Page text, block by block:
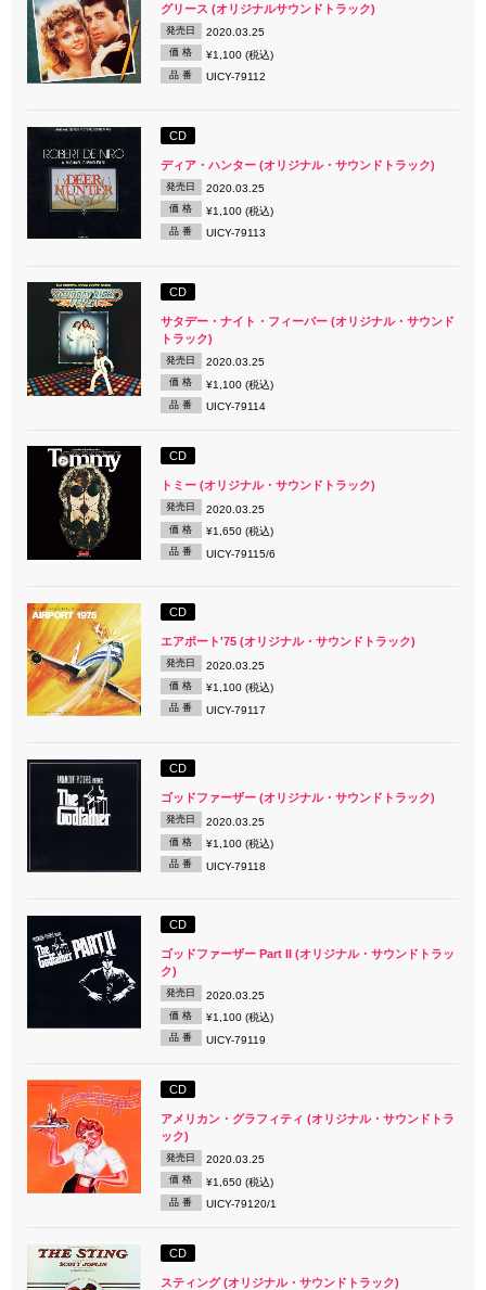
グリース (オリジナルサウンドトラック)
発売日 2020.03.25
価 格 ¥1,100 (税込)
品 番 UICY-79112
CD
ディア・ハンター (オリジナル・サウンドトラック)
発売日 2020.03.25
価 格 ¥1,100 (税込)
品 番 UICY-79113
CD
サタデー・ナイト・フィーバー (オリジナル・サウンド
トラック)
発売日 2020.03.25
価 格 ¥1,100 (税込)
品 番 UICY-79114
CD
トミー (オリジナル・サウンドトラック)
発売日 2020.03.25
価 格 ¥1,650 (税込)
品 番 UICY-79115/6
CD
エアポート'75 (オリジナル・サウンドトラック)
発売日 2020.03.25
価 格 ¥1,100 (税込)
品 番 UICY-79117
CD
ゴッドファーザー (オリジナル・サウンドトラック)
発売日 2020.03.25
価 格 ¥1,100 (税込)
品 番 UICY-79118
CD
ゴッドファーザー Part II (オリジナル・サウンドトラッ
ク)
発売日 2020.03.25
価 格 ¥1,100 (税込)
品 番 UICY-79119
CD
アメリカン・グラフィティ (オリジナル・サウンドトラ
ック)
発売日 2020.03.25
価 格 ¥1,650 (税込)
品 番 UICY-79120/1
CD
スティング (オリジナル・サウンドトラック)